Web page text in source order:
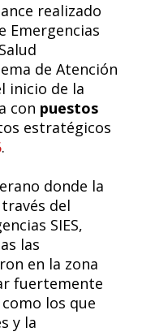
realizado
Emergencias
de Atención
inicio de la
con puestos
estratégicos
.
donde la
del
SIES,
las
en la zona
fuertemente
los que
y la